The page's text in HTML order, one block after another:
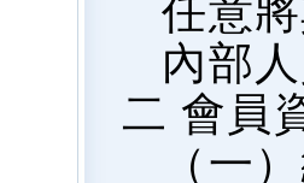
任意
內部
二 會員
（一